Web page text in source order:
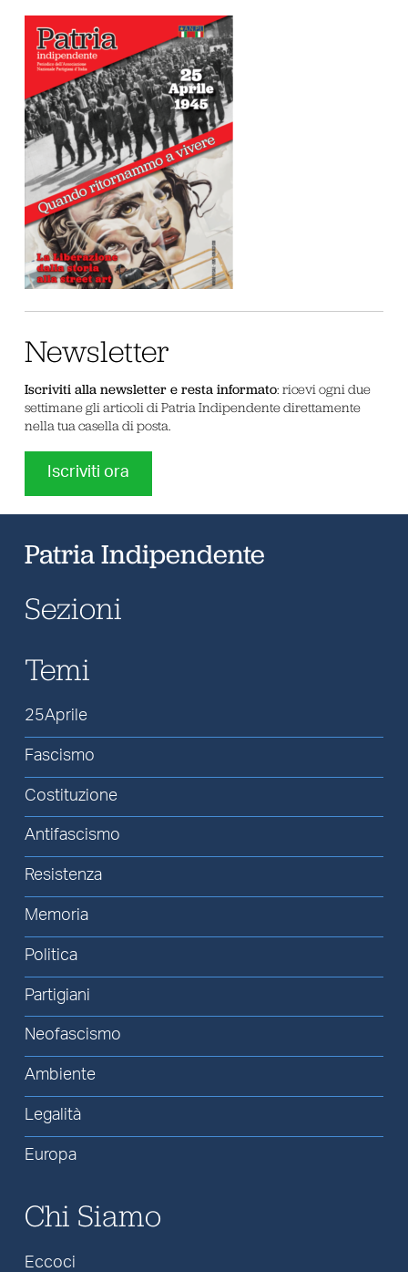
Newsletter
Iscriviti alla newsletter e resta informato: ricevi ogni due
settimane gli articoli di Patria Indipendente direttamente
nella tua casella di posta.
Iscriviti ora
Patria Indipendente
Sezioni
Temi
25Aprile
Fascismo
Costituzione
Antifascismo
Resistenza
Memoria
Politica
Partigiani
Neofascismo
Ambiente
Legalità
Europa
Chi Siamo
Eccoci